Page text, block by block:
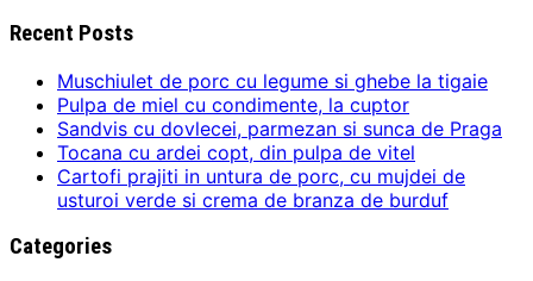
Recent Posts
Muschiulet de porc cu legume si ghebe la tigaie
Pulpa de miel cu condimente, la cuptor
Sandvis cu dovlecei, parmezan si sunca de Praga
Tocana cu ardei copt, din pulpa de vitel
Cartofi prajiti in untura de porc, cu mujdei de
usturoi verde si crema de branza de burduf
Categories